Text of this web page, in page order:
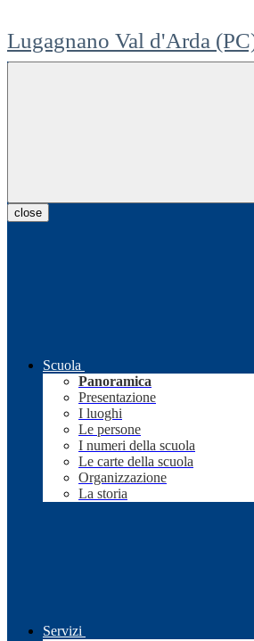
Lugagnano Val d'Arda
close
Scuola
Panoramica
Presentazione
I luoghi
Le persone
I numeri della scuola
Le carte della scuola
Organizzazione
La storia
Servizi